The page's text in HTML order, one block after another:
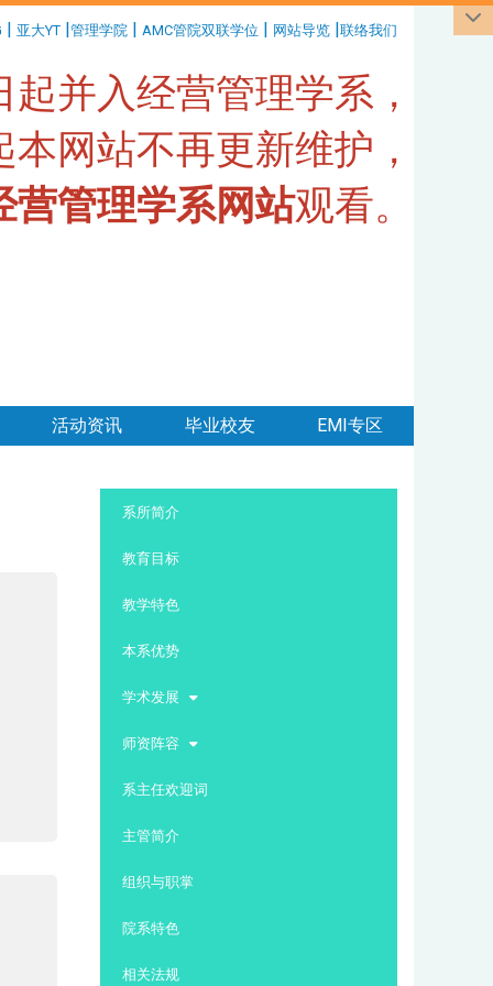
| 亚大YT |管理学院 | AMC管院双联学位 | 网站导览 |联络我们
并入经营管理学系，
网站不再更新维护，
营管理学系网站观看。
活动资讯 毕业校友 EMI专区
系所简介
教育目标
教学特色
本系优势
学术发展
师资阵容
系主任欢迎词
主管简介
组织与职掌
院系特色
相关法规